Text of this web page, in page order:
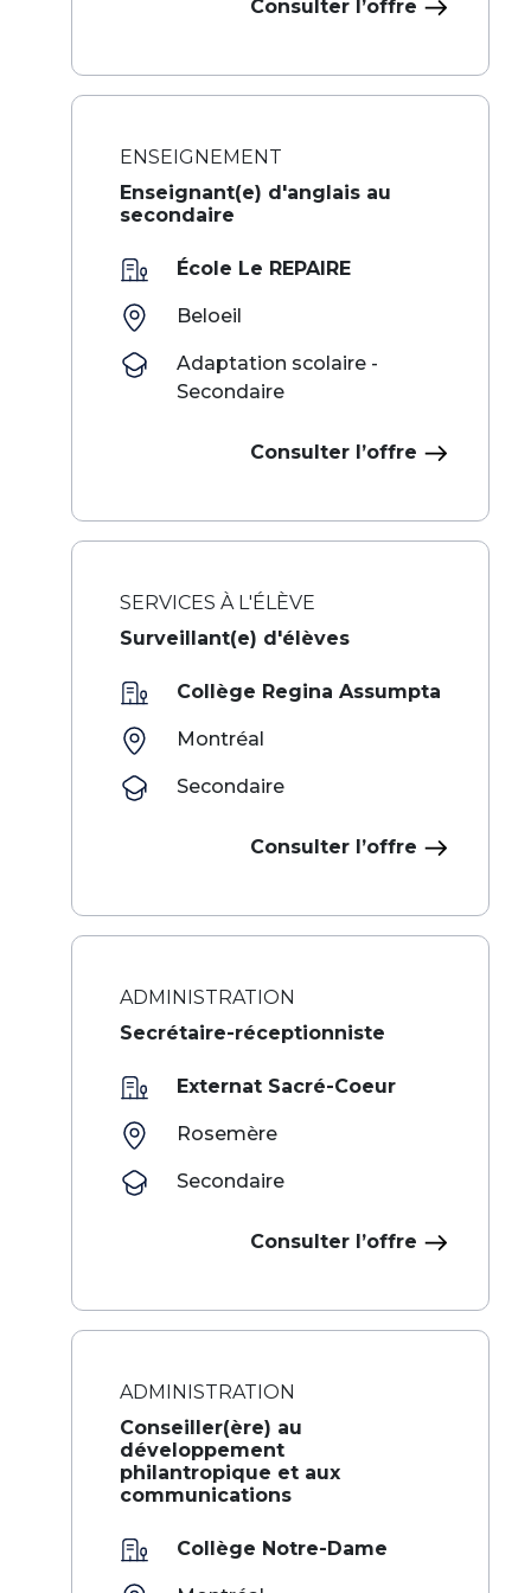
Consulter l’offre
ENSEIGNEMENT
Enseignant(e) d'anglais au
secondaire
École Le REPAIRE
Beloeil
Adaptation scolaire -
Secondaire
Consulter l’offre
SERVICES À L'ÉLÈVE
Surveillant(e) d'élèves
Collège Regina Assumpta
Montréal
Secondaire
Consulter l’offre
ADMINISTRATION
Secrétaire-réceptionniste
Externat Sacré-Coeur
Rosemère
Secondaire
Consulter l’offre
ADMINISTRATION
Conseiller(ère) au
développement
philantropique et aux
communications
Collège Notre-Dame